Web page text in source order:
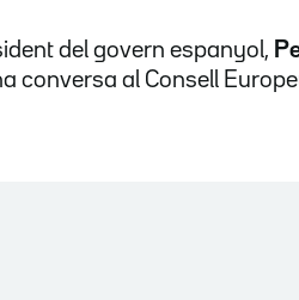
del govern espanyol,
conversa al Consell